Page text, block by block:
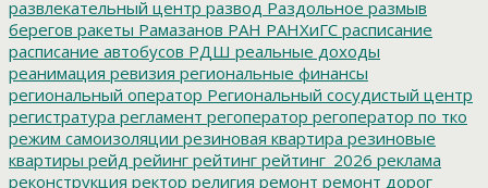
развлекательный центр развод Раздольное размыв
берегов ракеты Рамазанов РАН РАНХиГС расписание
расписание автобусов РДШ реальные доходы
реанимация ревизия региональные финансы
региональный оператор Региональный сосудистый центр
регистратура регламент регоператор регоператор по тко
режим самоизоляции резиновая квартира резиновые
квартиры рейд рейинг рейтинг рейтинг_2026 реклама
реконструкция ректор религия ремонт ремонт дорог